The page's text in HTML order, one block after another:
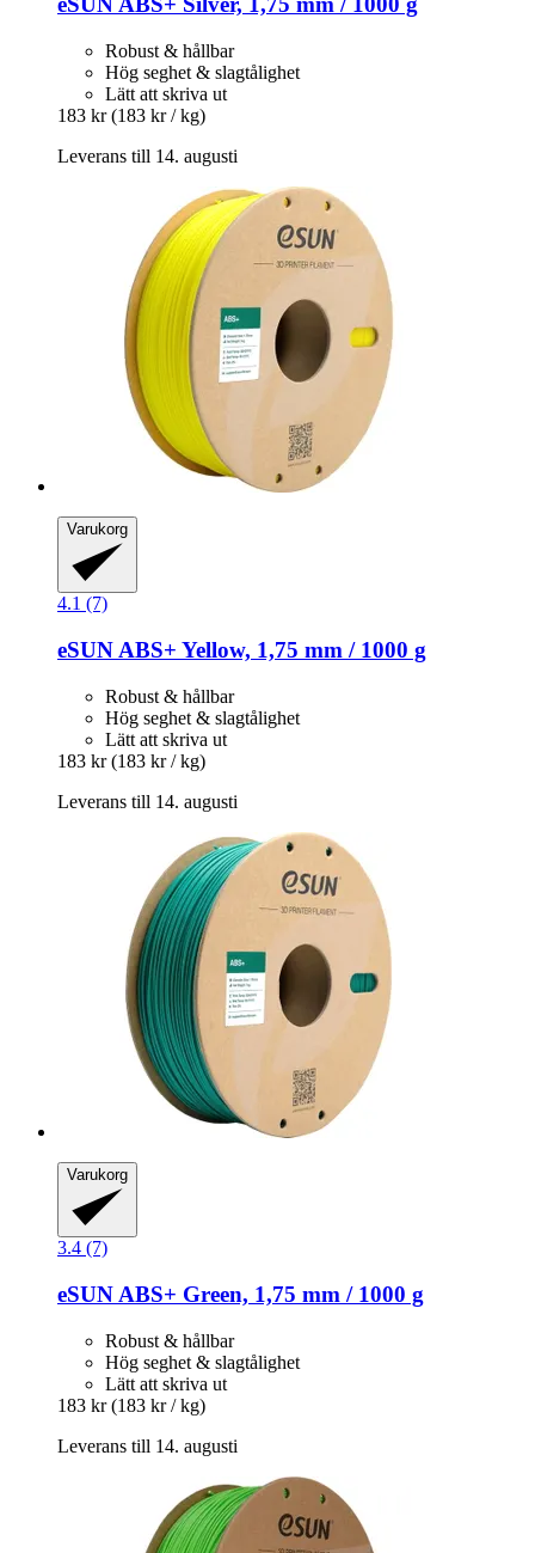
Robust & hållbar
Hög seghet & slagtålighet
Lätt att skriva ut
183 kr (183 kr / kg)
Leverans till 14. augusti
Varukorg
4.1 (7)
eSUN ABS+ Yellow, 1,75 mm / 1000 g
Robust & hållbar
Hög seghet & slagtålighet
Lätt att skriva ut
183 kr (183 kr / kg)
Leverans till 14. augusti
Varukorg
3.4 (7)
eSUN ABS+ Green, 1,75 mm / 1000 g
Robust & hållbar
Hög seghet & slagtålighet
Lätt att skriva ut
183 kr (183 kr / kg)
Leverans till 14. augusti